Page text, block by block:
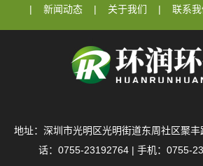
新闻动态
关于我们 联系我
地址：深圳市光明区光明街道东周社区聚
话：0755-23192764 | 手机：0755-